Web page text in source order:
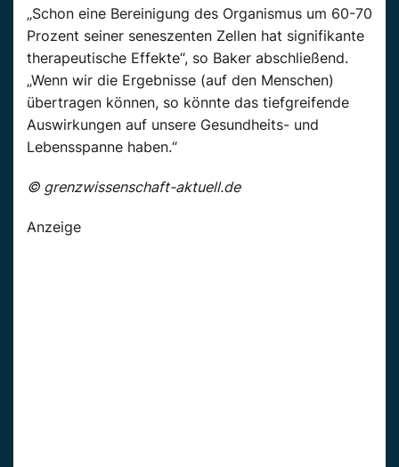
„Schon eine Bereinigung des Organismus um 60-70
Prozent seiner seneszenten Zellen hat signifikante
therapeutische Effekte“, so Baker abschließend.
„Wenn wir die Ergebnisse (auf den Menschen)
übertragen können, so könnte das tiefgreifende
Auswirkungen auf unsere Gesundheits- und
Lebensspanne haben.“
© grenzwissenschaft-aktuell.de
Anzeige